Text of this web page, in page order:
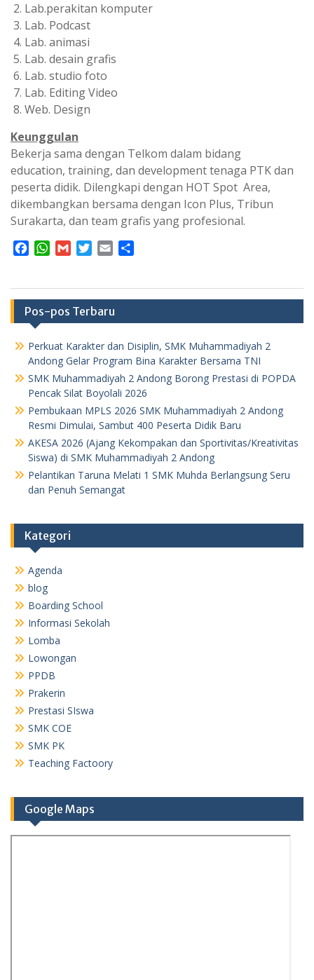
Lab.perakitan komputer
Lab. Podcast
Lab. animasi
Lab. desain grafis
Lab. studio foto
Lab. Editing Video
Web. Design
Keunggulan
Bekerja sama dengan Telkom dalam bidang
education, training, dan development tenaga PTK dan
peserta didik. Dilengkapi dengan HOT Spot Area,
dikembangkan bersama dengan Icon Plus, Tribun
Surakarta, dan team grafis yang profesional.
b
o
o
k
W
s
A
p
p
l
t
e
r
l
Pos-pos Terbaru
Perkuat Karakter dan Disiplin, SMK Muhammadiyah 2
Andong Gelar Program Bina Karakter Bersama TNI
SMK Muhammadiyah 2 Andong Borong Prestasi di POPDA
Pencak Silat Boyolali 2026
Pembukaan MPLS 2026 SMK Muhammadiyah 2 Andong
Resmi Dimulai, Sambut 400 Peserta Didik Baru
AKESA 2026 (Ajang Kekompakan dan Sportivitas/Kreativitas
Siswa) di SMK Muhammadiyah 2 Andong
Pelantikan Taruna Melati 1 SMK Muhda Berlangsung Seru
dan Penuh Semangat
Kategori
Agenda
blog
Boarding School
Informasi Sekolah
Lomba
Lowongan
PPDB
Prakerin
Prestasi SIswa
SMK COE
SMK PK
Teaching Factoory
Google Maps